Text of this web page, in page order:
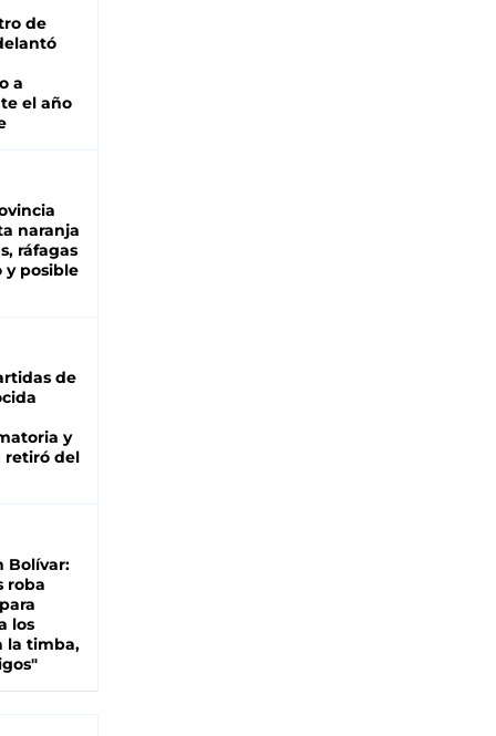
de
a
el año
naranja
ráfagas
y posible
de
y
retiró del
Bolívar:
roba
los
la timba,